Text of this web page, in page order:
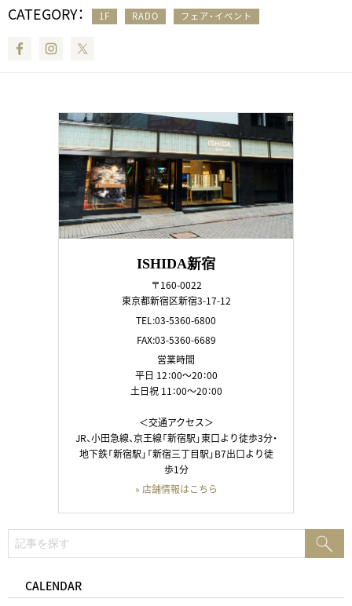
CATEGORY： 1F RADO フェア・イベント
FacebookInstagram
ISHIDA新宿
〒160-0022
東京都新宿区新宿3-17-12
TEL:03-5360-6800
FAX:03-5360-6689
営業時間
平日 12：00～20：00
土日祝 11：00～20：00
＜交通アクセス＞
JR、小田急線、京王線「新宿駅」東口より徒歩3分・
地下鉄「新宿駅」「新宿三丁目駅」B7出口より徒
歩1分
» 店舗情報はこちら
索:
CALENDAR